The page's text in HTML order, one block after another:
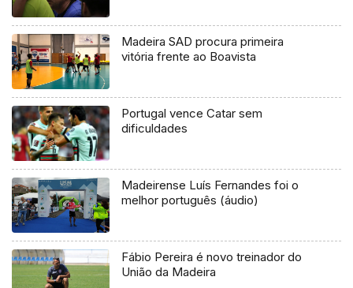
Madeira SAD procura primeira
vitória frente ao Boavista
Portugal vence Catar sem
dificuldades
Madeirense Luís Fernandes foi o
melhor português (áudio)
Fábio Pereira é novo treinador do
União da Madeira